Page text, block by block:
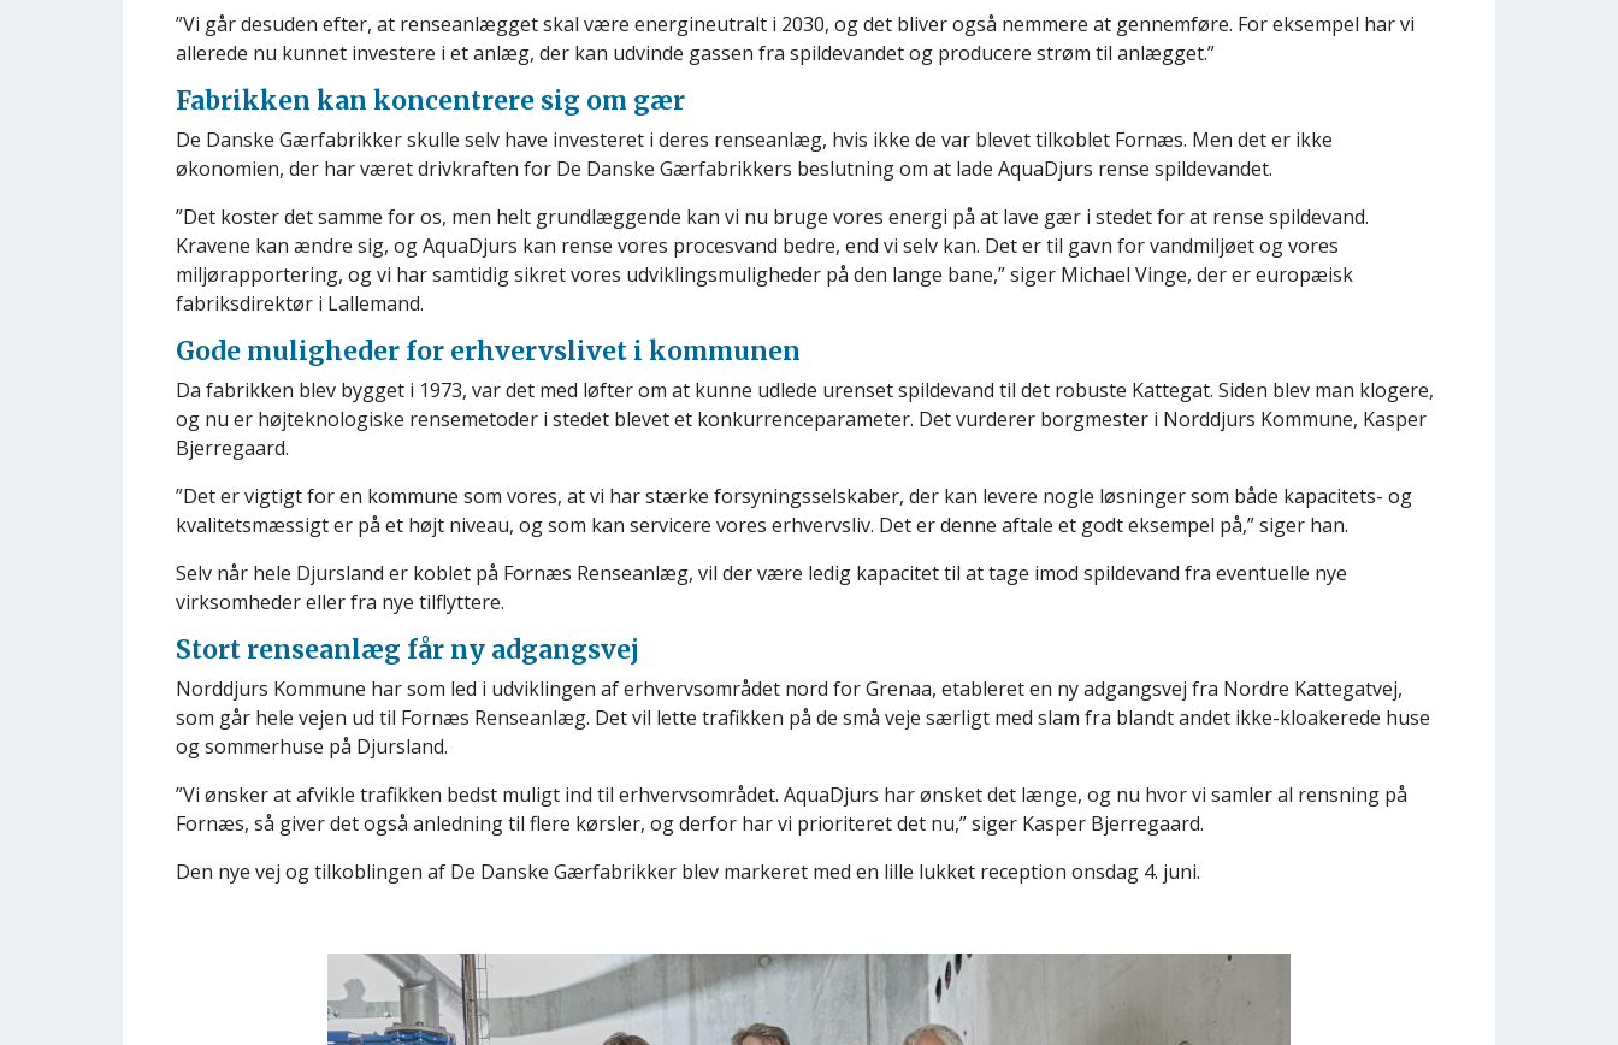
”Vi går desuden efter, at renseanlægget skal være energineutralt i 2030, og det bliver også nemmere at gennemføre. For eksempel har vi
allerede nu kunnet investere i et anlæg, der kan udvinde gassen fra spildevandet og producere strøm til anlægget.”
Fabrikken kan koncentrere sig om gær
De Danske Gærfabrikker skulle selv have investeret i deres renseanlæg, hvis ikke de var blevet tilkoblet Fornæs. Men det er ikke
økonomien, der har været drivkraften for De Danske Gærfabrikkers beslutning om at lade AquaDjurs rense spildevandet.
”Det koster det samme for os, men helt grundlæggende kan vi nu bruge vores energi på at lave gær i stedet for at rense spildevand.
Kravene kan ændre sig, og AquaDjurs kan rense vores procesvand bedre, end vi selv kan. Det er til gavn for vandmiljøet og vores
miljørapportering, og vi har samtidig sikret vores udviklingsmuligheder på den lange bane,” siger Michael Vinge, der er europæisk
fabriksdirektør i Lallemand.
Gode muligheder for erhvervslivet i kommunen
Da fabrikken blev bygget i 1973, var det med løfter om at kunne udlede urenset spildevand til det robuste Kattegat. Siden blev man klogere,
og nu er højteknologiske rensemetoder i stedet blevet et konkurrenceparameter. Det vurderer borgmester i Norddjurs Kommune, Kasper
Bjerregaard.
”Det er vigtigt for en kommune som vores, at vi har stærke forsyningsselskaber, der kan levere nogle løsninger som både kapacitets- og
kvalitetsmæssigt er på et højt niveau, og som kan servicere vores erhvervsliv. Det er denne aftale et godt eksempel på,” siger han.
Selv når hele Djursland er koblet på Fornæs Renseanlæg, vil der være ledig kapacitet til at tage imod spildevand fra eventuelle nye
virksomheder eller fra nye tilflyttere.
Stort renseanlæg får ny adgangsvej
Norddjurs Kommune har som led i udviklingen af erhvervsområdet nord for Grenaa, etableret en ny adgangsvej fra Nordre Kattegatvej,
som går hele vejen ud til Fornæs Renseanlæg. Det vil lette trafikken på de små veje særligt med slam fra blandt andet ikke-kloakerede huse
og sommerhuse på Djursland.
”Vi ønsker at afvikle trafikken bedst muligt ind til erhvervsområdet. AquaDjurs har ønsket det længe, og nu hvor vi samler al rensning på
Fornæs, så giver det også anledning til flere kørsler, og derfor har vi prioriteret det nu,” siger Kasper Bjerregaard.
Den nye vej og tilkoblingen af De Danske Gærfabrikker blev markeret med en lille lukket reception onsdag 4. juni.